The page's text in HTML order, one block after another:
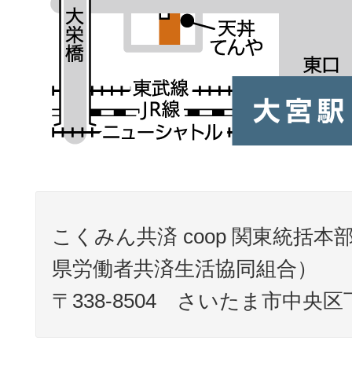
こくみん共済 coop 関東統括本
県労働者共済生活協同組合）
〒338-8504 さいたま市中央区